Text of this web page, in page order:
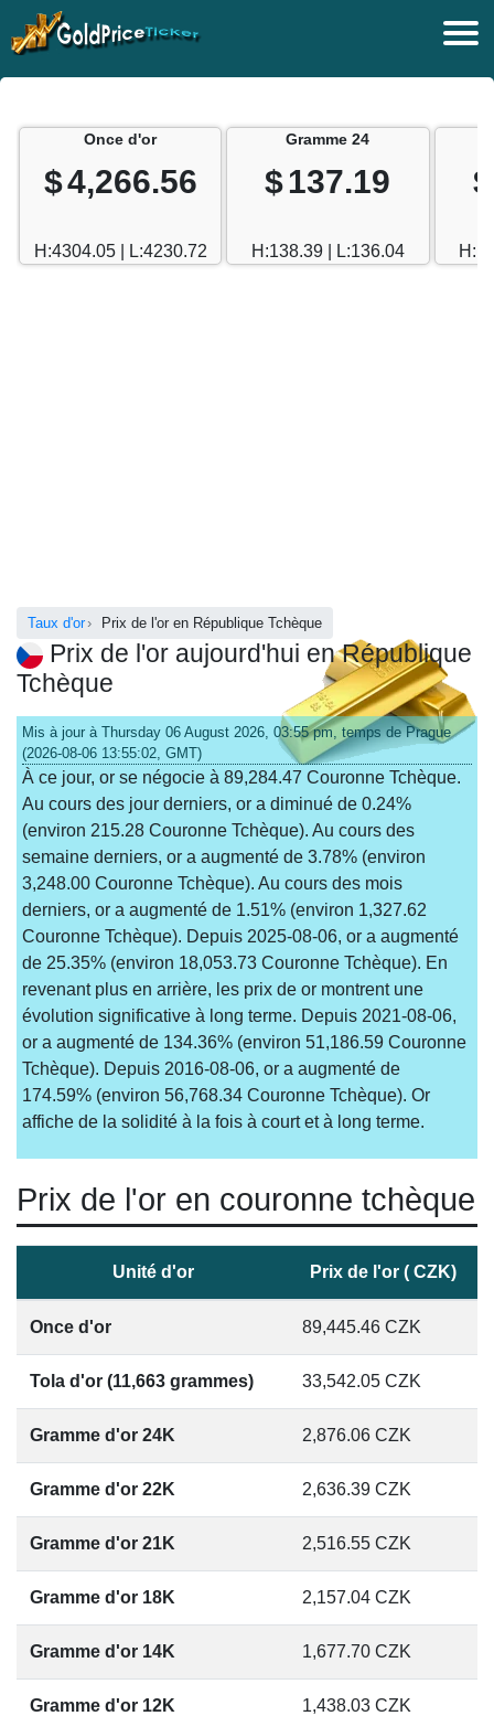
Once d'or
$4,266.56
H:4304.05 | L:4230.72
Gramme 24
$137.19
H:138.39 | L:136.04
$
Taux d'or Prix de l'or en République Tchèque
Prix de l'or aujourd'hui en République
Tchèque
Mis à jour à Thursday 06 August 2026, 03:55 pm, temps de Prague
(2026-08-06 13:55:02, GMT)
À ce jour, or se négocie à 89,284.47 Couronne Tchèque.
Au cours des jour derniers, or a diminué de 0.24%
(environ 215.28 Couronne Tchèque). Au cours des
semaine derniers, or a augmenté de 3.78% (environ
3,248.00 Couronne Tchèque). Au cours des mois
derniers, or a augmenté de 1.51% (environ 1,327.62
Couronne Tchèque). Depuis 2025-08-06, or a augmenté
de 25.35% (environ 18,053.73 Couronne Tchèque). En
revenant plus en arrière, les prix de or montrent une
évolution significative à long terme. Depuis 2021-08-06,
or a augmenté de 134.36% (environ 51,186.59 Couronne
Tchèque). Depuis 2016-08-06, or a augmenté de
174.59% (environ 56,768.34 Couronne Tchèque). Or
affiche de la solidité à la fois à court et à long terme.
Prix de l'or en couronne tchèque
Unité d'or Prix de l'or ( CZK)
Once d'or 89,445.46 CZK
Tola d'or (11,663 grammes) 33,542.05 CZK
Gramme d'or 24K 2,876.06 CZK
Gramme d'or 22K 2,636.39 CZK
Gramme d'or 21K 2,516.55 CZK
Gramme d'or 18K 2,157.04 CZK
Gramme d'or 14K 1,677.70 CZK
Gramme d'or 12K 1,438.03 CZK